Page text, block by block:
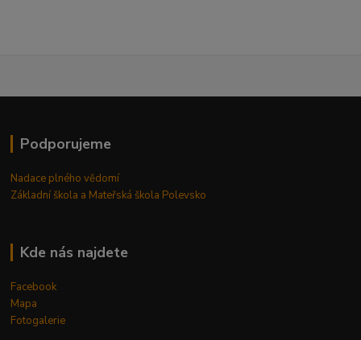
Podporujeme
Nadace plného vědomí
Základní škola a Mateřská škola Polevsko
Kde nás najdete
Facebook
Mapa
Fotogalerie